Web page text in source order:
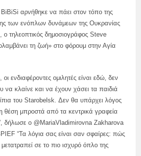
BiBiSi αρνήθηκε να πάει στον τόπο της
των ενόπλων δυνάμεων της Ουκρανίας
τηλεοπτικός δημοσιογράφος Steve
τη ζωή» στο φόρουμ στην Αγία
ενδιαφέροντες ομιλητές είναι εδώ, δεν
να κλαίνε και να έχουν χάσει τα παιδιά
του Starobelsk. Δεν θα υπάρχει λόγος
θέση μπροστά από τα κεντρικά γραφεία
δήλωσε ο @MariaVladimirovna Zakharova
“Τα λόγια σας είναι σαν σφαίρες: πώς
σε το πιο ισχυρό όπλο της